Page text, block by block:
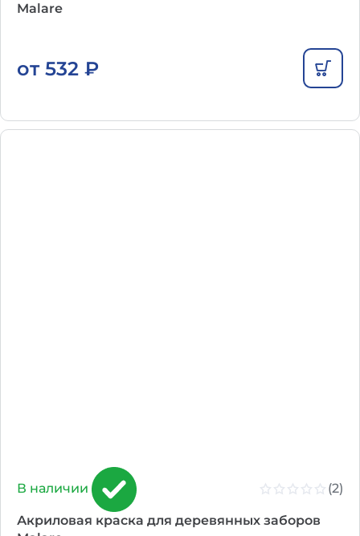
Malare
от 532 ₽
В наличии (2)
Акриловая краска для деревянных заборов